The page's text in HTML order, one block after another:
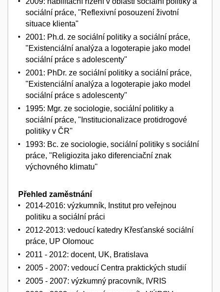
sociální práce, "Reflexivní posouzení životní
situace klienta"
2001: Ph.d. ze sociální politiky a sociální práce,
"Existenciální analýza a logoterapie jako model
sociální práce s adolescenty"
2001: PhDr. ze sociální politiky a sociální práce,
"Existenciální analýza a logoterapie jako model
sociální práce s adolescenty"
1995: Mgr. ze sociologie, sociální politiky a
sociální práce, "Institucionalizace protidrogové
politiky v ČR"
1993: Bc. ze sociologie, sociální politiky s sociální
práce, "Religiozita jako diferenciační znak
výchovného klimatu"
Přehled zaměstnání
2014-2016: výzkumník, Institut pro veřejnou
politiku a sociální práci
2012-2013: vedoucí katedry Křesťanské sociální
práce, UP Olomouc
2011 - 2012: docent, UK, Bratislava
2005 - 2007: vedoucí Centra praktických studií
2005 - 2007: výzkumný pracovník, IVRIS